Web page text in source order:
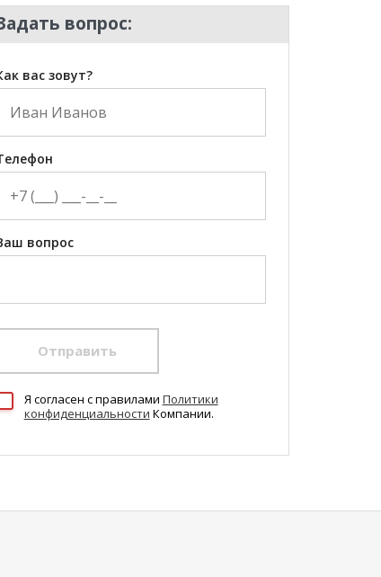
вопрос:
вас зовут?
вопрос
Отправить
Я согласен c правилами Политики
конфиденциальности Компании.